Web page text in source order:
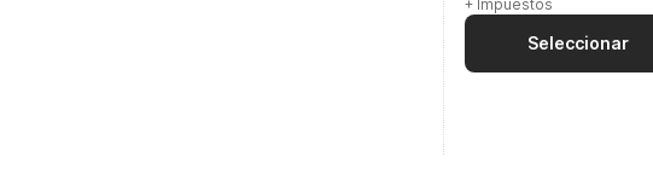
+ Impuestos
Seleccionar